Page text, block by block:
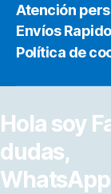
Atención
Envíos
Política de
Hola soy
dudas,